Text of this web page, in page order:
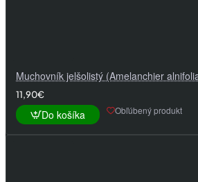
Muchovník jelšolistý (Amelanchier
11,90€
Do košíka Obľúbený produkt